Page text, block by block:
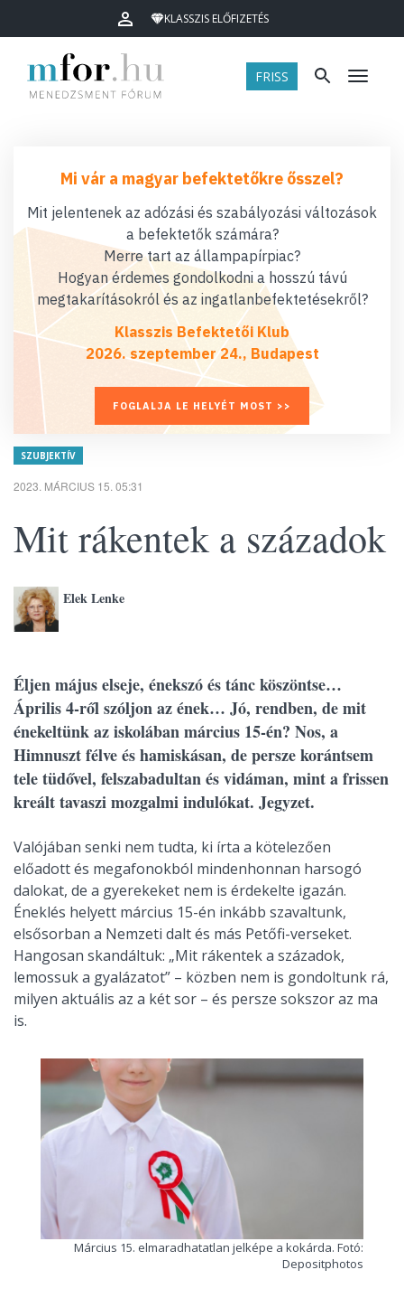
KLASSZIS ELŐFIZETÉS
FRISS Menü
Mi vár a magyar befektetőkre ősszel?
Mit jelentenek az adózási és szabályozási változások
a befektetők számára?
Merre tart az állampapírpiac?
Hogyan érdemes gondolkodni a hosszú távú
megtakarításokról és az ingatlanbefektetésekről?
Klasszis Befektetői Klub
2026. szeptember 24., Budapest
FOGLALJA LE HELYÉT MOST >>
SZUBJEKTÍV
2023. MÁRCIUS 15. 05:31
Mit rákentek a századok
Elek Lenke
Éljen május elseje, énekszó és tánc köszöntse…
Április 4-ről szóljon az ének… Jó, rendben, de mit
énekeltünk az iskolában március 15-én? Nos, a
Himnuszt félve és hamiskásan, de persze korántsem
tele tüdővel, felszabadultan és vidáman, mint a frissen
kreált tavaszi mozgalmi indulókat. Jegyzet.
Valójában senki nem tudta, ki írta a kötelezően
előadott és megafonokból mindenhonnan harsogó
dalokat, de a gyerekeket nem is érdekelte igazán.
Éneklés helyett március 15-én inkább szavaltunk,
elsősorban a Nemzeti dalt és más Petőfi-verseket.
Hangosan skandáltuk: „Mit rákentek a századok,
lemossuk a gyalázatot” – közben nem is gondoltunk rá,
milyen aktuális az a két sor – és persze sokszor az ma
is.
Március 15. elmaradhatatlan jelképe a kokárda. Fotó:
Depositphotos